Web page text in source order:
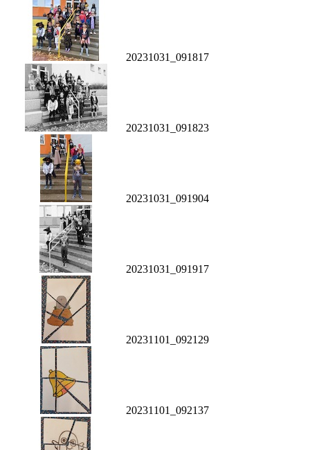
20231031_091817
20231031_091823
20231031_091904
20231031_091917
20231101_092129
20231101_092137